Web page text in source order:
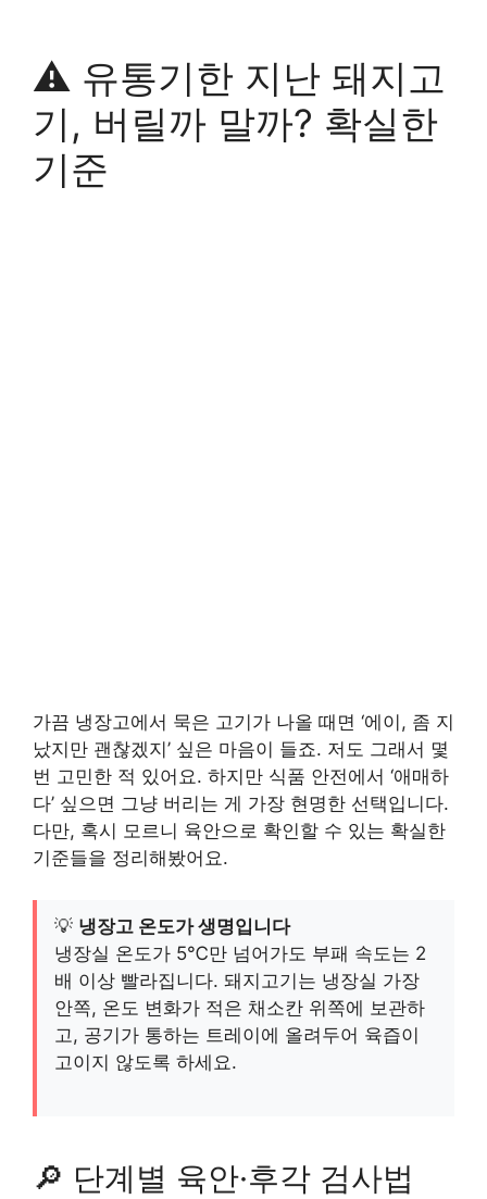
⚠️ 유통기한 지난 돼지고
기, 버릴까 말까? 확실한
기준
가끔 냉장고에서 묵은 고기가 나올 때면 ‘에이, 좀 지
났지만 괜찮겠지’ 싶은 마음이 들죠. 저도 그래서 몇
번 고민한 적 있어요. 하지만 식품 안전에서 ‘애매하
다’ 싶으면 그냥 버리는 게 가장 현명한 선택입니다.
다만, 혹시 모르니 육안으로 확인할 수 있는 확실한
기준들을 정리해봤어요.
💡 냉장고 온도가 생명입니다
냉장실 온도가 5℃만 넘어가도 부패 속도는 2
배 이상 빨라집니다. 돼지고기는 냉장실 가장
안쪽, 온도 변화가 적은 채소칸 위쪽에 보관하
고, 공기가 통하는 트레이에 올려두어 육즙이
고이지 않도록 하세요.
🔎 단계별 육안·후각 검사법